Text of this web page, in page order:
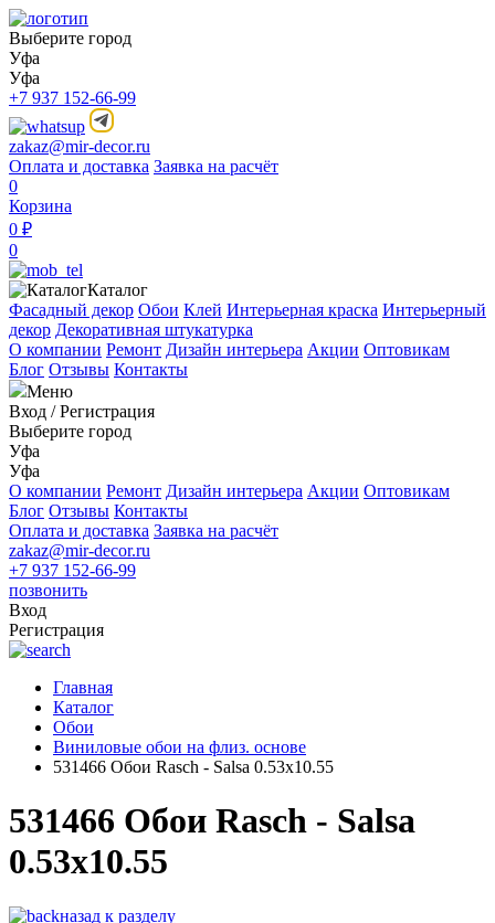
Выберите город
Уфа
Уфа
+7 937 152-66-99
zakaz@mir-decor.ru
Оплата и доставка Заявка на расчёт
0
Корзина
0 ₽
0
Каталог
Фасадный декор Обои Клей Интерьерная краска Интерьерный
декор Декоративная штукатурка
О компании Ремонт Дизайн интерьера Акции Оптовикам
Блог Отзывы Контакты
Меню
Вход /Регистрация
Выберите город
Уфа
Уфа
О компании Ремонт Дизайн интерьера Акции Оптовикам
Блог Отзывы Контакты
Оплата и доставка Заявка на расчёт
zakaz@mir-decor.ru
+7 937 152-66-99
позвонить
Вход
Регистрация
Главная
Каталог
Обои
Виниловые обои на флиз. основе
531466 Обои Rasch - Salsa 0.53x10.55
531466 Обои Rasch - Salsa
0.53x10.55
назад к разделу